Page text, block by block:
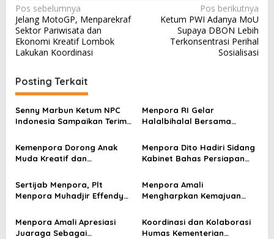
N
a
v
i
g
a
s
i
p
o
s
Pos sebelumnya
Jelang MotoGP, Menparekraf
Sektor Pariwisata dan
Ekonomi Kreatif Lombok
Lakukan Koordinasi
Pos berikutnya
Ketum PWI Adanya MoU
Supaya DBON Lebih
Terkonsentrasi Perihal
Sosialisasi
Posting Terkait
Senny Marbun Ketum NPC
Indonesia Sampaikan Terima
Atas Dukungan Penuhnya
Menpora RI Gelar
Halalbihalal Bersama
Kemenpora Dorong Anak
Muda Kreatif dan
Internasional
Menpora Dito Hadiri Sidang
Kabinet Bahas Persiapan
Sertijab Menpora, Plt
Menpora Muhadjir Effendy
Berjalan dengan Baik
Menpora Amali
Mengharpkan Kemajuan
Menpora Amali Apresiasi
Juaraga Sebagai
Koordinasi dan Kolaborasi
Humas Kementerian